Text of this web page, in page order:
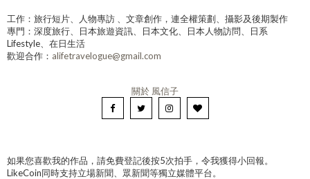
工作：旅行短片、人物專訪 、文章創作，連全權策劃、攝影及後期製作
專門：深度旅行、日本旅遊資訊、日本文化、日本人物訪問、日系
Lifestyle、在日生活
歡迎合作： alifetravelogue@gmail.com
關於 風信子
如果您喜歡我的作品，請免費登記後按5次拍手，令我獲得小回報。
LikeCoin同時支持立場新聞、眾新聞等獨立媒體平台。